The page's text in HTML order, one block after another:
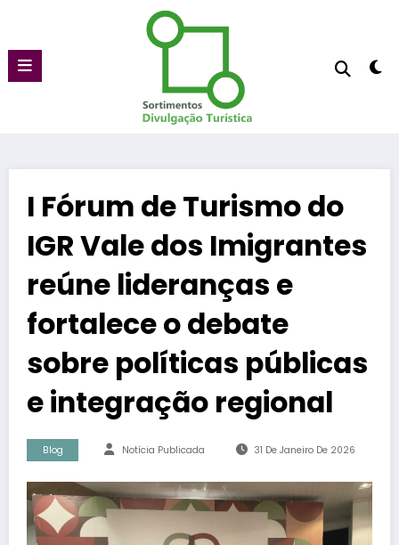
conteúdo
I Fórum de Turismo do
IGR Vale dos Imigrantes
reúne lideranças e
fortalece o debate
sobre políticas públicas
e integração regional
Blog Notícia Publicada 31 De Janeiro De 2026